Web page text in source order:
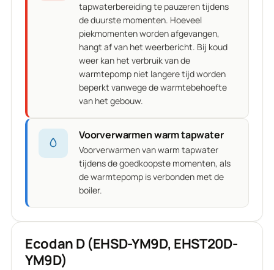
tapwaterbereiding te pauzeren tijdens
de duurste momenten. Hoeveel
piekmomenten worden afgevangen,
hangt af van het weerbericht. Bij koud
weer kan het verbruik van de
warmtepomp niet langere tijd worden
beperkt vanwege de warmtebehoefte
van het gebouw.
Voorverwarmen warm tapwater
Voorverwarmen van warm tapwater
tijdens de goedkoopste momenten, als
de warmtepomp is verbonden met de
boiler.
Ecodan D (EHSD-YM9D, EHST20D-
YM9D)